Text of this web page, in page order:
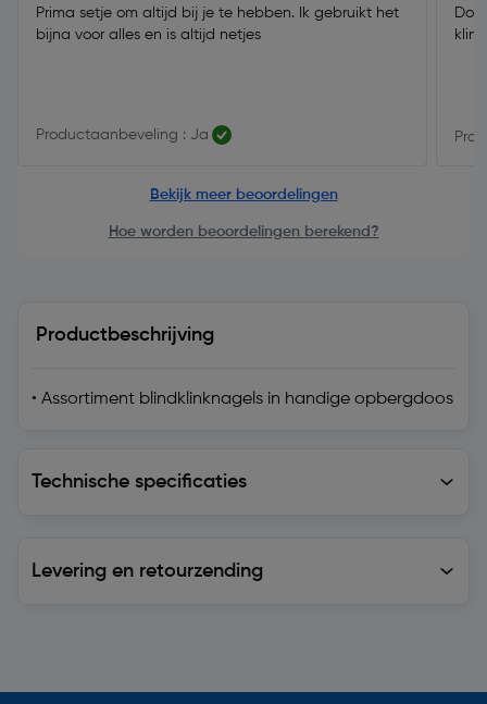
Prima setje om altijd bij je te hebben. Ik gebruikt het
bijna voor alles en is altijd netjes
Productaanbeveling : Ja
Bekijk meer beoordelingen
Hoe worden beoordelingen berekend?
Productbeschrijving
• Assortiment blindklinknagels in handige opbergdoos
Technische specificaties
Levering en retourzending